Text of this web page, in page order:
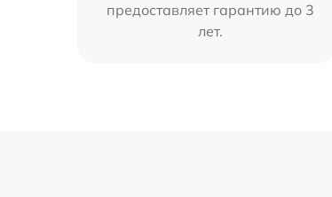
предоставляет гарантию до 3
лет.